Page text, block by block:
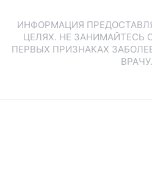
ИНФОРМАЦИЯ
ЦЕЛЯХ. НЕ ЗАНИМАЙТЕСЬ
ПЕРВЫХ ПРИЗНАКАХ
ВРАЧУ.